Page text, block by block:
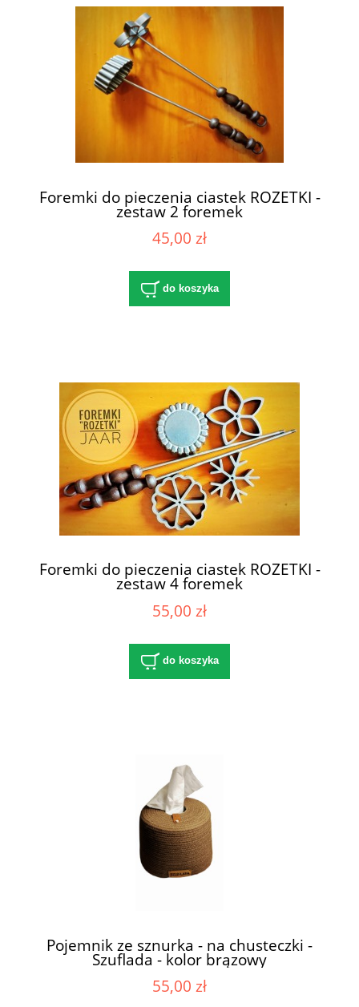
Foremki do pieczenia ciastek ROZETKI -
zestaw 2 foremek
45,00 zł
do koszyka
Foremki do pieczenia ciastek ROZETKI -
zestaw 4 foremek
55,00 zł
do koszyka
Pojemnik ze sznurka - na chusteczki -
Szuflada - kolor brązowy
55,00 zł